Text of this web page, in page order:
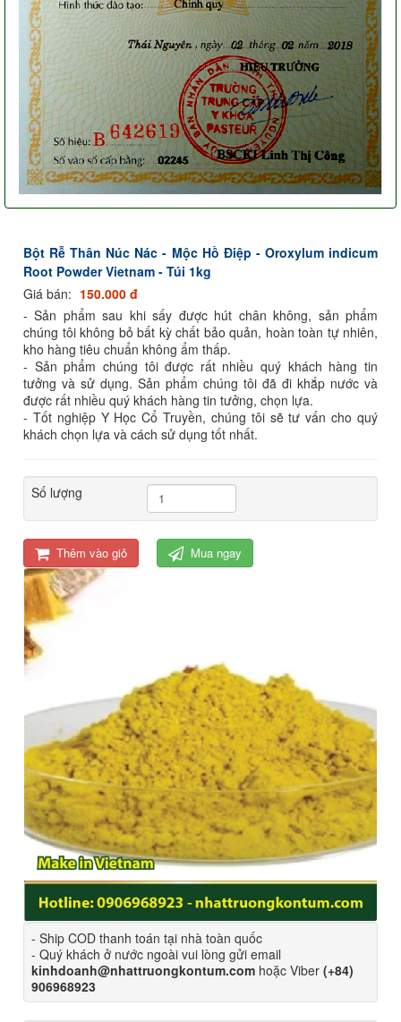
Bột Rễ Thân Núc Nác - Mộc Hồ Điệp - Oroxylum indicum
Root Powder Vietnam - Túi 1kg
Giá bán: 150.000 đ
- Sản phẩm sau khi sấy được hút chân không, sản phẩm
chúng tôi không bỏ bất kỳ chất bảo quản, hoàn toàn tự nhiên,
kho hàng tiêu chuẩn không ẩm thấp.
- Sản phẩm chúng tôi được rất nhiều quý khách hàng tin
tưởng và sử dụng. Sản phẩm chúng tôi đã đi khắp nước và
được rất nhiều quý khách hàng tin tưởng, chọn lựa.
- Tốt nghiệp Y Học Cổ Truyền, chúng tôi sẽ tư vấn cho quý
khách chọn lựa và cách sử dụng tốt nhất.
Số lượng
Thêm vào giỏ Mua ngay
- Ship COD thanh toán tại nhà toàn quốc
- Quý khách ở nước ngoài vui lòng gửi email
kinhdoanh@nhattruongkontum.com hoặc Viber (+84)
906968923